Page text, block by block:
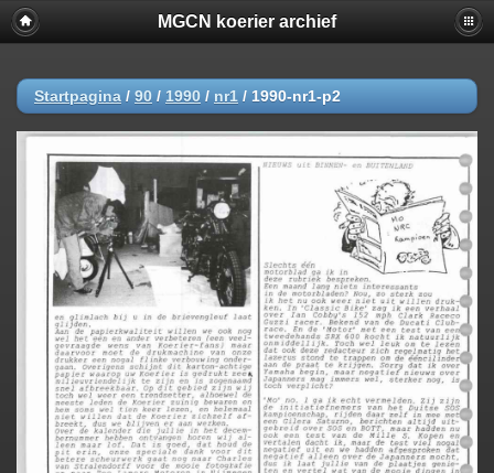
MGCN koerier archief
Startpagina / 90 / 1990 / nr1 / 1990-nr1-p2